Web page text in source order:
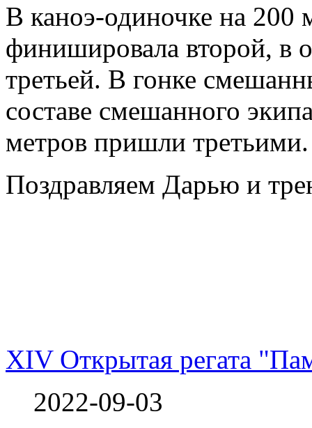
В каноэ-одиночке на
финишировала второй, в
третьей. В гонке
составе смешанного
метров пришли третьими.
Поздравляем Дарью и
XIV Открытая регата
2022-09-03